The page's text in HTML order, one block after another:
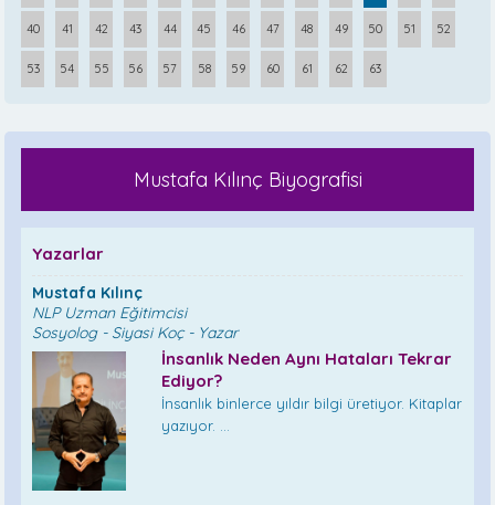
40 41 42 43 44 45 46 47 48 49 50 51 52
53 54 55 56 57 58 59 60 61 62 63
Mustafa Kılınç Biyografisi
Yazarlar
Mustafa Kılınç
NLP Uzman Eğitimcisi
Sosyolog - Siyasi Koç - Yazar
İnsanlık Neden Aynı Hataları Tekrar
Ediyor?
İnsanlık binlerce yıldır bilgi üretiyor. Kitaplar
yazıyor. ...